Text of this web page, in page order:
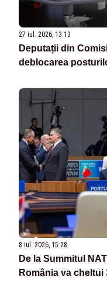
27 iul. 2026, 13:13
Deputații din
deblocarea
8 iul. 2026, 15:28
De la Summitul
România va